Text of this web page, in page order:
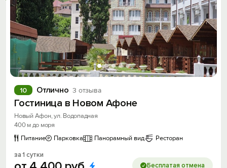
Отлично 3 отзыва
10
Гостиница в Новом Афоне
Новый Афон, ул. Водопадная
400 м до моря
Питание
Парковка Панорамный вид Ресторан
за 1 сутки
Бесплатая отмена